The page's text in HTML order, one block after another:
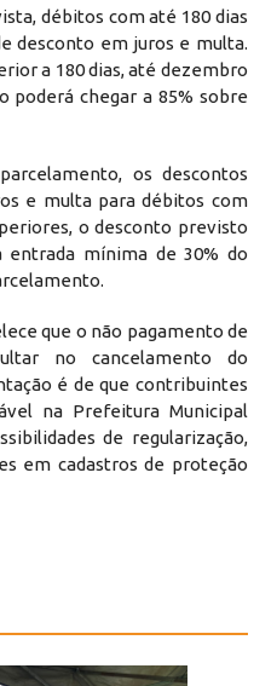
débitos com até 180 dias
desconto em juros e multa.
a 180 dias, até dezembro
poderá chegar a 85% sobre
os descontos
e multa para débitos com
o desconto previsto
entrada mínima de 30% do
que o não pagamento de
no cancelamento do
é de que contribuintes
na Prefeitura Municipal
de regularização,
em cadastros de proteção